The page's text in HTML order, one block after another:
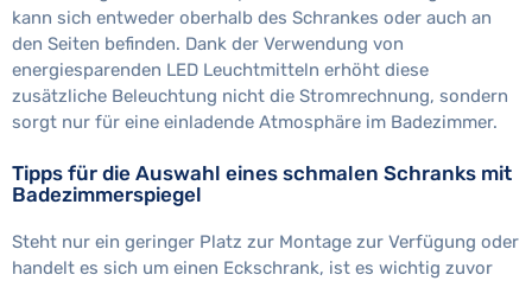
kann sich entweder oberhalb des Schrankes oder auch an
den Seiten befinden. Dank der Verwendung von
energiesparenden LED Leuchtmitteln erhöht diese
zusätzliche Beleuchtung nicht die Stromrechnung, sondern
sorgt nur für eine einladende Atmosphäre im Badezimmer.
Tipps für die Auswahl eines schmalen Schranks mit
Badezimmerspiegel
Steht nur ein geringer Platz zur Montage zur Verfügung oder
handelt es sich um einen Eckschrank, ist es wichtig zuvor